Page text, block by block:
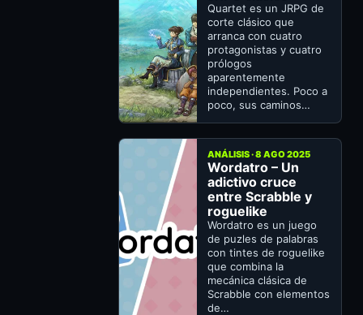
Quartet es un JRPG de
corte clásico que
arranca con cuatro
protagonistas y cuatro
prólogos
aparentemente
independientes. Poco a
poco, sus caminos…
ANÁLISIS · 8 AGO 2025
Wordatro – Un
adictivo cruce
entre Scrabble y
roguelike
Wordatro es un juego
de puzles de palabras
con tintes de roguelike
que combina la
mecánica clásica de
Scrabble con elementos
de…